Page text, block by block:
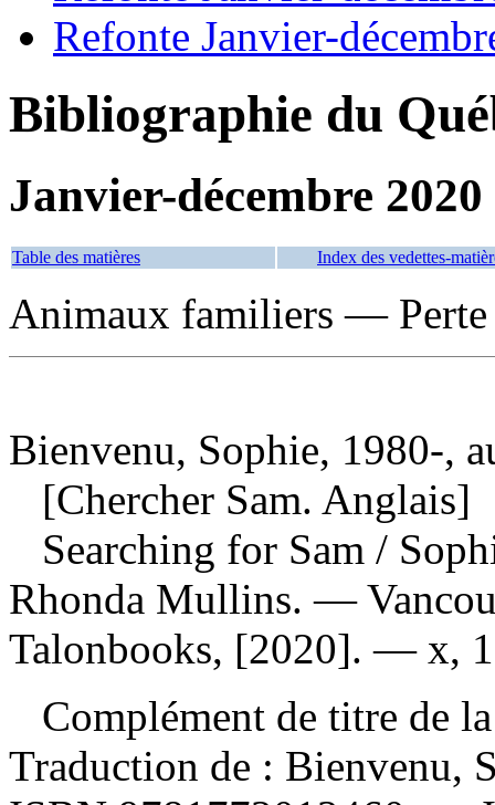
Refonte Janvier-
Bibliographie du
Janvier-décembre 2020
Table des matières Index des vedettes-
Animaux familiers —
Bienvenu, Sophie, 1980-,
[Chercher Sam. Anglais]
Searching for Sam /
Rhonda Mullins. —
Talonbooks, [2020]. — x,
Complément de titre de
Traduction de : Bienvenu,